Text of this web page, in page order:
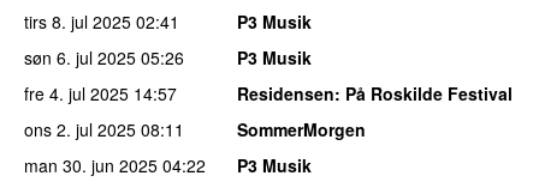
tirs 8. jul 2025 02:41
P3 Musik
søn 6. jul 2025 05:26
P3 Musik
fre 4. jul 2025 14:57 Residensen: På Roskilde Festival
ons 2. jul 2025 08:11
SommerMorgen
man 30. jun 2025 04:22
P3 Musik